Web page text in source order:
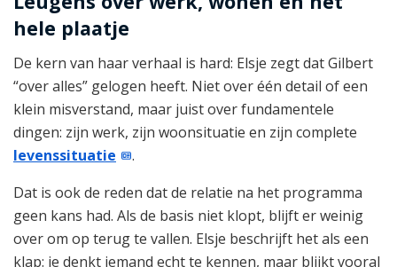
hele plaatje
De kern van haar verhaal is hard: Elsje zegt dat Gilbert
“over alles” gelogen heeft. Niet over één detail of een
klein misverstand, maar juist over fundamentele
dingen: zijn werk, zijn woonsituatie en zijn complete
levenssituatie
.
Dat is ook de reden dat de relatie na het programma
geen kans had. Als de basis niet klopt, blijft er weinig
over om op terug te vallen. Elsje beschrijft het als een
klap: je denkt iemand echt te kennen, maar blijkt vooral